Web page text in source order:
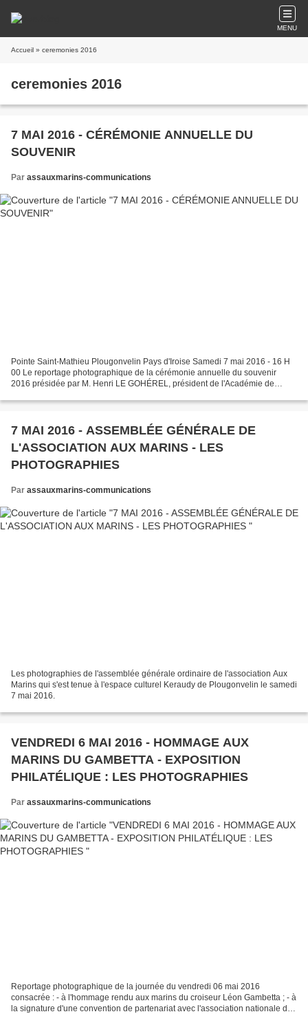
MENU
Accueil » ceremonies 2016
ceremonies 2016
7 MAI 2016 - CÉRÉMONIE ANNUELLE DU
SOUVENIR
Par assauxmarins-communications
Pointe Saint-Mathieu Plougonvelin Pays d'Iroise Samedi 7 mai 2016 - 16 H
00 Le reportage photographique de la cérémonie annuelle du souvenir
2016 présidée par M. Henri LE GOHÉREL, président de l'Académie de
7 MAI 2016 - ASSEMBLÉE GÉNÉRALE DE
L'ASSOCIATION AUX MARINS - LES
PHOTOGRAPHIES
Par assauxmarins-communications
Les photographies de l'assemblée générale ordinaire de l'association Aux
Marins qui s'est tenue à l'espace culturel Keraudy de Plougonvelin le samedi
7 mai 2016.
VENDREDI 6 MAI 2016 - HOMMAGE AUX
MARINS DU GAMBETTA - EXPOSITION
PHILATÉLIQUE : LES PHOTOGRAPHIES
Par assauxmarins-communications
Reportage photographique de la journée du vendredi 06 mai 2016
consacrée : - à l'hommage rendu aux marins du croiseur Léon Gambetta ; - à
la signature d'une convention de partenariat avec l'association nationale des